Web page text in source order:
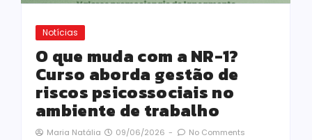
Notícias
O que muda com a NR-1?
Curso aborda gestão de
riscos psicossociais no
ambiente de trabalho
Maria Natália 09/06/2026 - No Comments